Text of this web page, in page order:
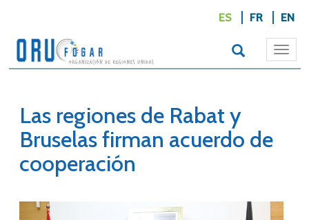
ES FR EN
Las regiones de Rabat y
Bruselas firman acuerdo de
cooperación